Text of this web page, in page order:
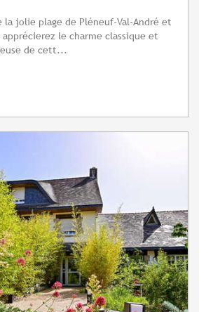
la jolie plage de Pléneuf-Val-André et
le charme classique et
de cett...